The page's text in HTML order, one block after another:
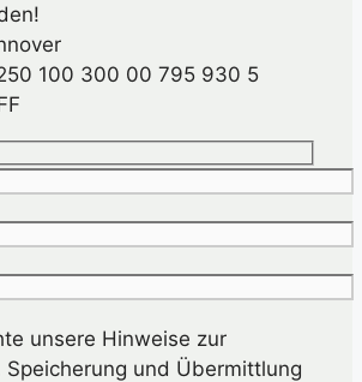
100 300 00 795 930 5
unsere Hinweise zur
Speicherung und Übermittlung